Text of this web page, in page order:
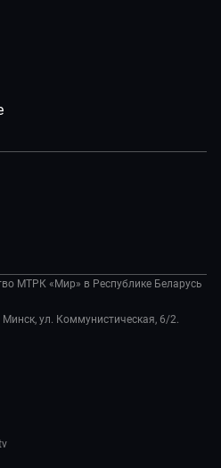
МТРК «Мир» в Республике Беларусь
ул. Коммунистическая, 6/2.